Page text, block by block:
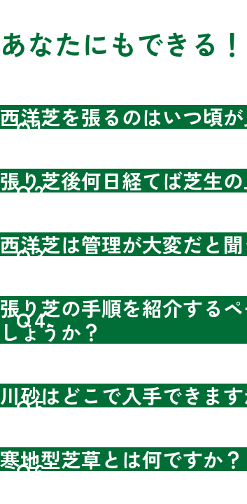
あなたにもできる
Ｑ1.
西洋芝を張るのはいつ頃
Ｑ2.
張り芝後何日経てば芝生
Ｑ3.
西洋芝は管理が大変だと
Ｑ4.
張り芝の手順を紹介する
しょうか？
Ｑ5.
川砂はどこで入手できま
Ｑ6.
寒地型芝草とは何ですか？